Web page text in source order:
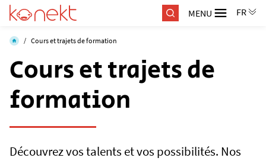
MENU
/ Cours et trajets de formation
Cours et trajets de
formation
Découvrez vos talents et vos possibilités. Nos